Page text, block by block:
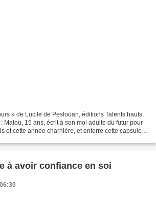
» de Lucile de Pesloüan, éditions Talents hauts,
Malou, 15 ans, écrit à son moi adulte du futur pour
et cette année charnière, et enterre cette capsule
à avoir confiance en soi